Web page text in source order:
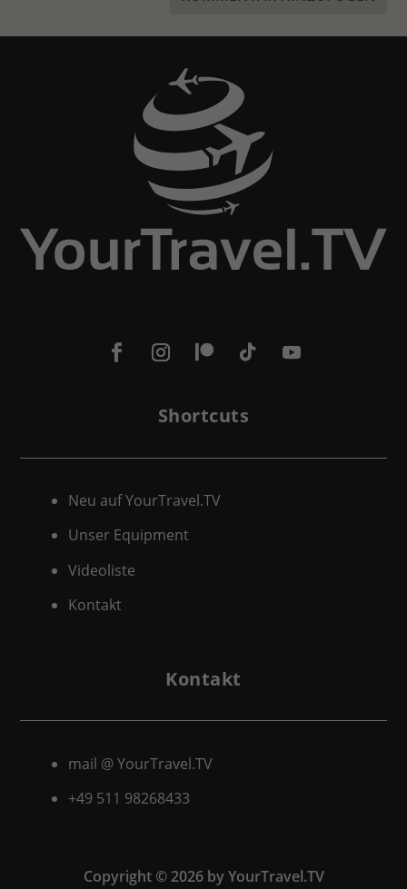
Shortcuts
Neu auf YourTravel.TV
Unser Equipment
Videoliste
Kontakt
Kontakt
mail @ YourTravel.TV
+49 511 98268433
Copyright © 2026 by YourTravel.TV